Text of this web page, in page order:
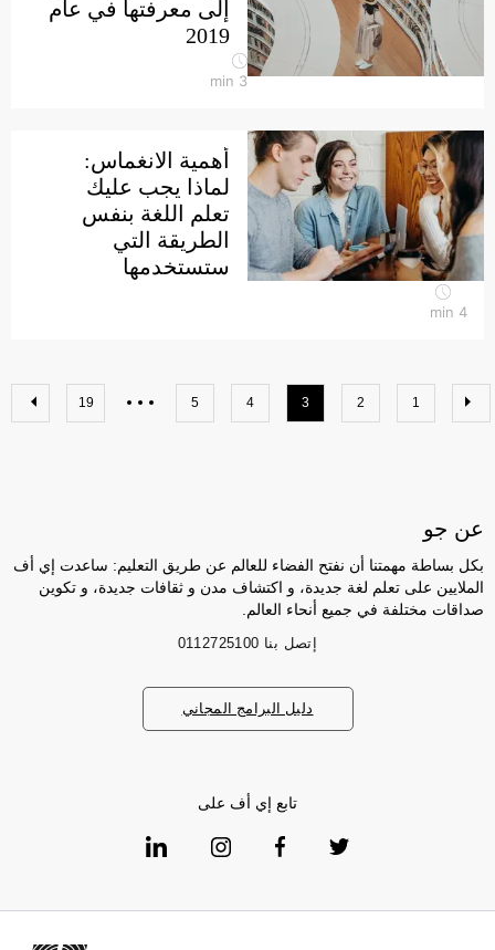
إلى معرفتها في عام
2019
3
min
أهمية الانغماس:
لماذا يجب عليك
تعلم اللغة بنفس
الطريقة التي
ستستخدمها
4
min
1
2
3
4
5
19
عن جو
بكل بساطة مهمتنا أن نفتح الفضاء للعالم عن طريق التعليم: ساعدت إي أف
الملايين على تعلم لغة جديدة، و اكتشاف مدن و ثقافات جديدة، و تكوين
صداقات مختلفة في جميع أنحاء العالم.
إتصل بنا 0112725100
دليل البرامج المجاني
تابع إي أف على